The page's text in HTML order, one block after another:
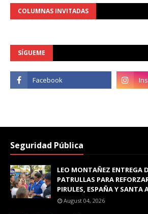
COLUMNAS INVITADAS
SÍGUEME
Seguridad Pública
LEO MONTAÑEZ ENTREGA
PATRULLAS PARA
PIRULES, ESPAÑA Y SANTA
August 04, 2026